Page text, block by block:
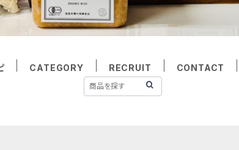
CATEGORY RECRUIT CONTACT